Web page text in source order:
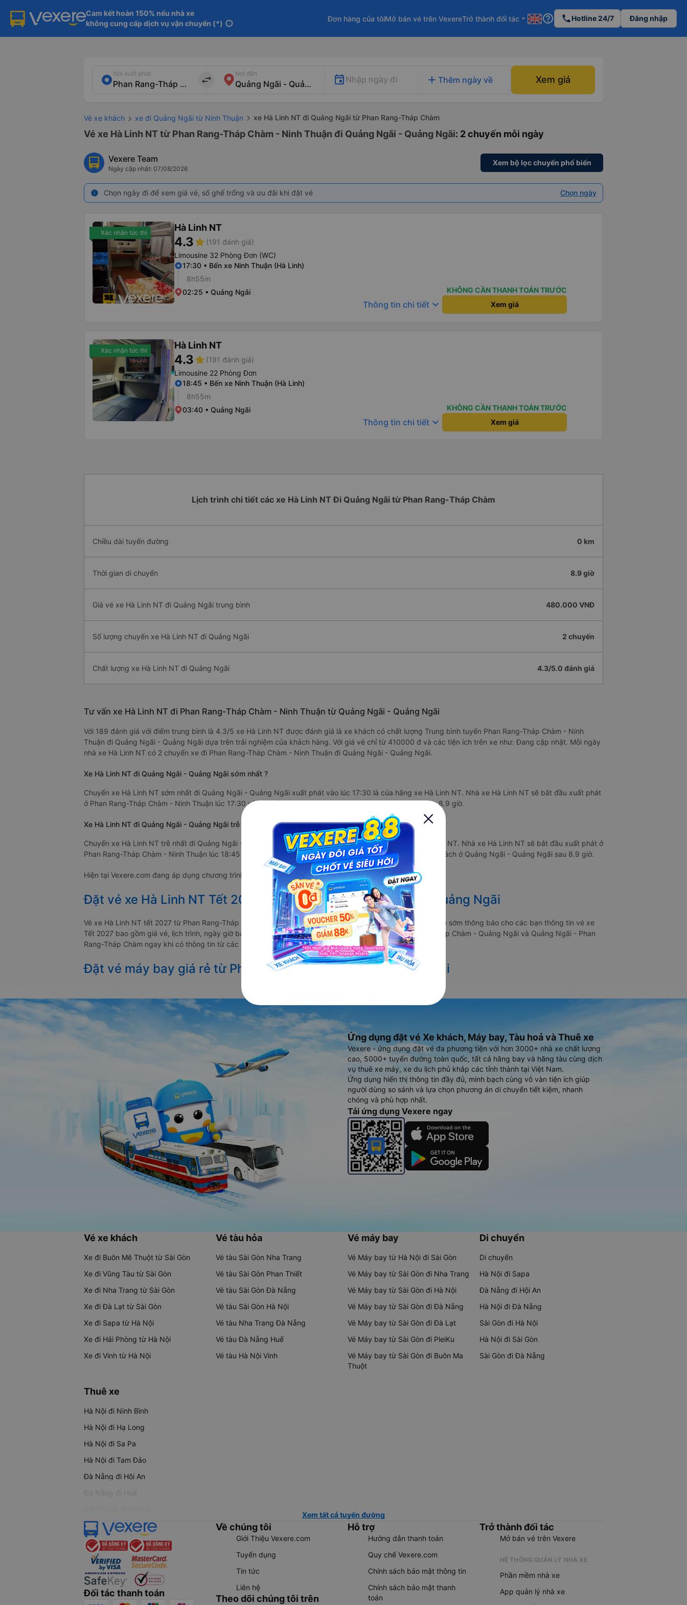
Cam kết hoàn 150% nếu nhà xe
không cung cấp dịch vụ vận chuyển (*) info
Đơn hàng của tôiMở bán vé trên VexereTrở thành đối tác arrow_drop_down help_outline phoneHotline 24/7 Đăng nhập
Nơi xuất phát
import_export
Nơi đến
Nhập ngày đi add Thêm ngày về Xem giá
Vé xe khách xe đi Quảng Ngãi từ Ninh Thuận xe Hà Linh NT đi Quảng Ngãi từ Phan Rang-Tháp Chàm
Vé xe Hà Linh NT từ Phan Rang-Tháp Chàm - Ninh Thuận đi Quảng Ngãi - Quảng Ngãi: 2 chuyến mỗi ngày
Vexere Team
Ngày cập nhật: 07/08/2026
Xem bộ lọc chuyến phổ biến
info Chọn ngày đi để xem giá vé, số ghế trống và ưu đãi khi đặt vé Chọn ngày
Xác nhận tức thì Hà Linh NT
4.3star (191 đánh giá)
Limousine 32 Phòng Đơn (WC)
17:30 • Bến xe Ninh Thuận (Hà Linh)
8h55m
02:25 • Quảng Ngãi
KHÔNG CẦN THANH TOÁN TRƯỚC
Thông tin chi tiết keyboard_arrow_down Xem giá
Xác nhận tức thì Hà Linh NT
4.3star (191 đánh giá)
Limousine 22 Phòng Đơn
18:45 • Bến xe Ninh Thuận (Hà Linh)
8h55m
03:40 • Quảng Ngãi
KHÔNG CẦN THANH TOÁN TRƯỚC
Thông tin chi tiết keyboard_arrow_down Xem giá
Lịch trình chi tiết các xe Hà Linh NT Đi Quảng Ngãi từ Phan Rang-Tháp Chàm
Chiều dài tuyến đường 0 km
Thời gian di chuyển 8.9 giờ
Giá vé xe Hà Linh NT đi Quảng Ngãi trung bình 480.000 VNĐ
Số lượng chuyến xe Hà Linh NT đi Quảng Ngãi 2 chuyến
Chất lượng xe Hà Linh NT đi Quảng Ngãi 4.3/5.0 đánh giá
Tư vấn xe Hà Linh NT đi Phan Rang-Tháp Chàm - Ninh Thuận từ Quảng Ngãi - Quảng Ngãi
Với 189 đánh giá với điểm trung bình là 4.3/5 xe Hà Linh NT được đánh giá là xe khách có chất lượng Trung bình tuyến Phan Rang-Tháp Chàm - Ninh
Thuận đi Quảng Ngãi - Quảng Ngãi dựa trên trải nghiệm của khách hàng. Với giá vé chỉ từ 410000 đ và các tiện ích trên xe như: Đang cập nhật. Mỗi ngày
nhà xe Hà Linh NT có 2 chuyến xe đi Phan Rang-Tháp Chàm - Ninh Thuận đi Quảng Ngãi - Quảng Ngãi.
Xe Hà Linh NT đi Quảng Ngãi - Quảng Ngãi sớm nhất ?
Chuyến xe Hà Linh NT sớm nhất đi Quảng Ngãi - Quảng Ngãi xuất phát vào lúc 17:30 là của hãng xe Hà Linh NT. Nhà xe Hà Linh NT sẽ bắt đầu xuất phát
ở Phan Rang-Tháp Chàm - Ninh Thuận lúc 17:30 và dự kiến sẽ trả khách ở Quảng Ngãi - Quảng Ngãi sau 8.9 giờ.
Xe Hà Linh NT đi Quảng Ngãi - Quảng Ngãi trễ nhất ?
Chuyến xe Hà Linh NT trễ nhất đi Quảng Ngãi - Quảng Ngãi xuất phát vào lúc 18:45 là của hãng xe Hà Linh NT. Nhà xe Hà Linh NT sẽ bắt đầu xuất phát ở
Phan Rang-Tháp Chàm - Ninh Thuận lúc 18:45 tại Phan Rang-Tháp Chàm - Ninh Thuận và dự kiến sẽ trả khách ở Quảng Ngãi - Quảng Ngãi sau 8.9 giờ.
Hiện tại Vexere.com đang áp dụng chương trình giảm giá với nhà xe Hà Linh NT với giá vé chỉ từ 410000 đ
Đặt vé xe Hà Linh NT Tết 2027 từ Phan Rang-Tháp Chàm đi Quảng Ngãi
Vé xe Hà Linh NT tết 2027 từ Phan Rang-Tháp Chàm đi Quảng Ngãi vẫn chưa được công bố. Vexere.com sẽ sớm thông báo cho các bạn thông tin vé xe
Tết 2027 bao gồm giá vé, lịch trình, ngày giờ bán vé của các hãng xe khách đi tuyến đường Phan Rang-Tháp Chàm - Quảng Ngãi và Quảng Ngãi - Phan
Rang-Tháp Chàm ngay khi có thông tin từ các hãng xe.
Đặt vé máy bay giá rẻ từ Phan Rang-Tháp Chàm đi Quảng Ngãi
Ứng dụng đặt vé Xe khách, Máy bay, Tàu hoả và Thuê xe
Vexere - ứng dụng đặt vé đa phương tiện với hơn 3000+ nhà xe chất lượng
cao, 5000+ tuyến đường toàn quốc, tất cả hãng bay và hãng tàu cùng dịch
vụ thuê xe máy, xe du lịch phủ khắp các tỉnh thành tại Việt Nam.
Ứng dụng hiển thị thông tin đầy đủ, minh bạch cùng vô vàn tiện ích giúp
người dùng so sánh và lựa chọn phương án di chuyển tiết kiệm, nhanh
chóng và phù hợp nhất.
Tải ứng dụng Vexere ngay
Vé xe khách
Xe đi Buôn Mê Thuột từ Sài Gòn
Xe đi Vũng Tàu từ Sài Gòn
Xe đi Nha Trang từ Sài Gòn
Xe đi Đà Lạt từ Sài Gòn
Xe đi Sapa từ Hà Nội
Xe đi Hải Phòng từ Hà Nội
Xe đi Vinh từ Hà Nội
Vé tàu hỏa
Vé tàu Sài Gòn Nha Trang
Vé tàu Sài Gòn Phan Thiết
Vé tàu Sài Gòn Đà Nẵng
Vé tàu Sài Gòn Hà Nội
Vé tàu Nha Trang Đà Nẵng
Vé tàu Đà Nẵng Huế
Vé tàu Hà Nội Vinh
Vé máy bay
Vé Máy bay từ Hà Nội đi Sài Gòn
Vé Máy bay từ Sài Gòn đi Nha Trang
Vé Máy bay từ Sài Gòn đi Hà Nội
Vé Máy bay từ Sài Gòn đi Đà Nẵng
Vé Máy bay từ Sài Gòn đi Đà Lạt
Vé Máy bay từ Sài Gòn đi PleiKu
Vé Máy bay từ Sài Gòn đi Buôn Ma
Thuột
Di chuyển
Di chuyển
Hà Nội đi Sapa
Đà Nẵng đi Hội An
Hà Nội đi Đà Nẵng
Sài Gòn đi Hà Nội
Hà Nội đi Sài Gòn
Sài Gòn đi Đà Nẵng
Thuê xe
Hà Nội đi Ninh Bình
Hà Nội đi Hạ Long
Hà Nội đi Sa Pa
Hà Nội đi Tam Đảo
Đà Nẵng đi Hội An
Đà Nẵng đi Huế
Xem tất cả tuyến đường
Đối tác thanh toán
Về chúng tôi
Giới Thiệu Vexere.com
Tuyển dụng
Tin tức
Liên hệ
Theo dõi chúng tôi trên
Hỗ trợ
Hướng dẫn thanh toán
Quy chế Vexere.com
Chính sách bảo mật thông tin
Chính sách bảo mật thanh
toán
Trở thành đối tác
Mở bán vé trên Vexere
HỆ THỐNG QUẢN LÝ NHÀ XE
Phần mềm nhà xe
App quản lý nhà xe